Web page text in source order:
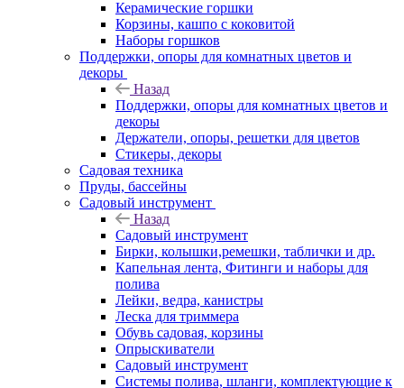
Керамические горшки
Корзины, кашпо с коковитой
Наборы горшков
Поддержки, опоры для комнатных цветов и
декоры
Назад
Поддержки, опоры для комнатных цветов и
декоры
Держатели, опоры, решетки для цветов
Стикеры, декоры
Садовая техника
Пруды, бассейны
Садовый инструмент
Назад
Садовый инструмент
Бирки, колышки,ремешки, таблички и др.
Капельная лента, Фитинги и наборы для
полива
Лейки, ведра, канистры
Леска для триммера
Обувь садовая, корзины
Опрыскиватели
Садовый инструмент
Системы полива, шланги, комплектующие к